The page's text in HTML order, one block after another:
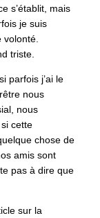
s’établit, mais
je suis
volonté.
triste.
parfois j’ai le
nous
nous
cette
chose de
amis sont
pas à dire que
sur la